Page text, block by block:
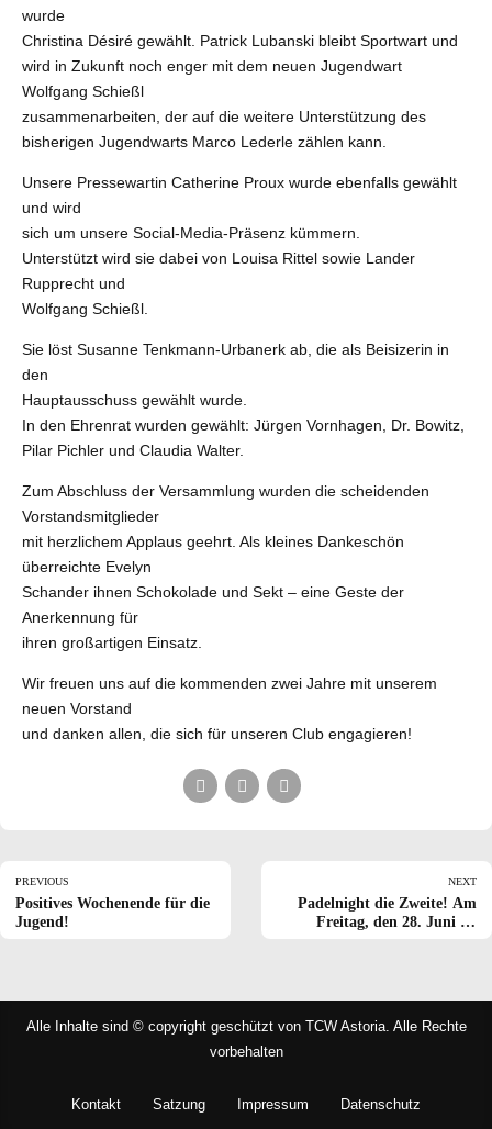
wurde
Christina Désiré gewählt. Patrick Lubanski bleibt Sportwart und
wird in Zukunft noch enger mit dem neuen Jugendwart
Wolfgang Schießl
zusammenarbeiten, der auf die weitere Unterstützung des
bisherigen Jugendwarts Marco Lederle zählen kann.
Unsere Pressewartin Catherine Proux wurde ebenfalls gewählt
und wird
sich um unsere Social-Media-Präsenz kümmern.
Unterstützt wird sie dabei von Louisa Rittel sowie Lander
Rupprecht und
Wolfgang Schießl.
Sie löst Susanne Tenkmann-Urbanerk ab, die als Beisizerin in
den
Hauptausschuss gewählt wurde.
In den Ehrenrat wurden gewählt: Jürgen Vornhagen, Dr. Bowitz,
Pilar Pichler und Claudia Walter.
Zum Abschluss der Versammlung wurden die scheidenden
Vorstandsmitglieder
mit herzlichem Applaus geehrt. Als kleines Dankeschön
überreichte Evelyn
Schander ihnen Schokolade und Sekt – eine Geste der
Anerkennung für
ihren großartigen Einsatz.
Wir freuen uns auf die kommenden zwei Jahre mit unserem
neuen Vorstand
und danken allen, die sich für unseren Club engagieren!
PREVIOUS
Positives Wochenende für die
Jugend!
NEXT
Padelnight die Zweite! Am
Freitag, den 28. Juni ab
Alle Inhalte sind © copyright geschützt von TCW Astoria. Alle Rechte
vorbehalten
Kontakt Satzung Impressum Datenschutz